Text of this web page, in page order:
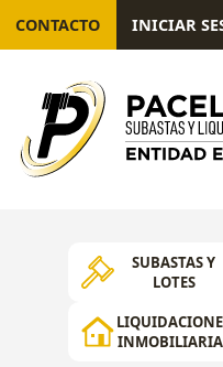
CONTACTO INICIAR
SUBASTAS Y
LOTES